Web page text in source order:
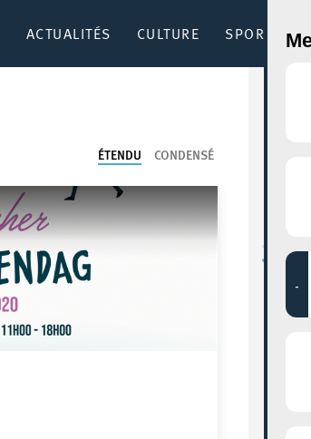
ACTUALITÉS CULTURE SPORT &
ÉTENDU CONDENSÉ
-